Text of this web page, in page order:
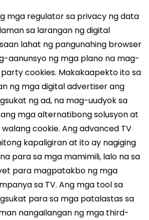
mga regulator sa privacy ng data
sa larangan ng digital
lahat ng pangunahing browser
aanunsyo ng mga plano na mag-
cookies. Makakaapekto ito sa
ng mga digital advertiser ang
ng ad, na mag-uudyok sa
mga alternatibong solusyon at
cookie. Ang advanced TV
kapaligiran at ito ay nagiging
para sa mga mamimili, lalo na sa
para magpatakbo ng mga
sa TV. Ang mga tool sa
para sa mga patalastas sa
nangailangan ng mga third-